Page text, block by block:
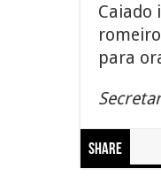
Caiado
para
Share